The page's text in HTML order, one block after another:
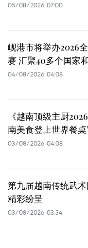
05/08/2026 07:00
岘港市将举办2026
赛 汇聚40多个国家
04/08/2026 04:08
《越南顶级主厨
南美食登上世界餐
03/08/2026 04:08
第九届越南传统武
精彩纷呈
03/08/2026 03:34